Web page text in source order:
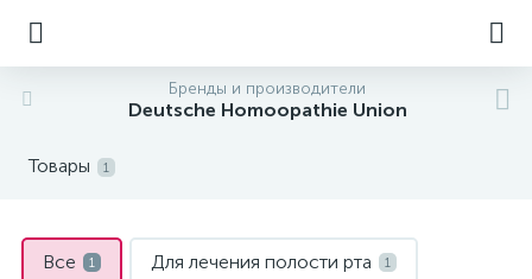
Бренды и производители
Deutsche Homoopathie Union
Товары 1
Все 1 Для лечения полости рта 1